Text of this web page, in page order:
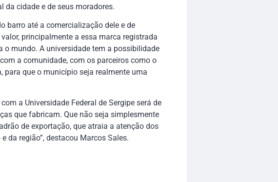
cidade e de seus moradores.
barro até a comercialização dele e de
principalmente a essa marca registrada
o mundo. A universidade tem a possibilidade
a comunidade, com os parceiros como o
para que o município seja realmente uma
a Universidade Federal de Sergipe será de
que fabricam. Que não seja simplesmente
de exportação, que atraia a atenção dos
da região”, destacou Marcos Sales.